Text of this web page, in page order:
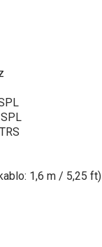
1,6 m / 5,25 ft)